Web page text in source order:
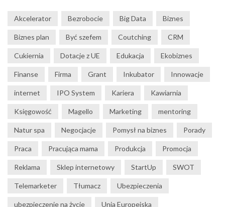
Akcelerator Bezrobocie Big Data Biznes
Biznes plan Być szefem Coutching CRM
Cukiernia Dotacje z UE Edukacja Ekobiznes
Finanse Firma Grant Inkubator Innowacje
internet IPO System Kariera Kawiarnia
Księgowość Magello Marketing mentoring
Natur spa Negocjacje Pomysł na biznes Porady
Praca Pracująca mama Produkcja Promocja
Reklama Sklep internetowy StartUp SWOT
Telemarketer Tłumacz Ubezpieczenia
ubezpieczenie na życie Unia Europejska